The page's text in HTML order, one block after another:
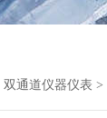
双通道仪器仪表 >